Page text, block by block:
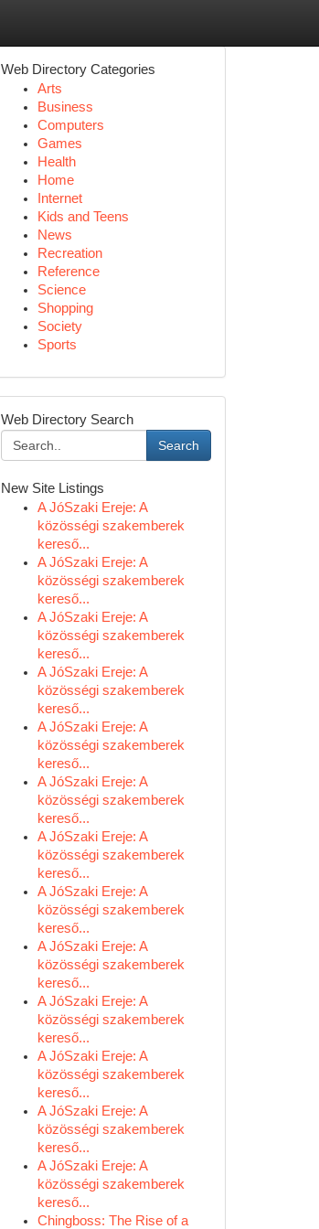
Web Directory Categories
Arts
Business
Computers
Games
Health
Home
Internet
Kids and Teens
News
Recreation
Reference
Science
Shopping
Society
Sports
Web Directory Search
Search
New Site Listings
A JóSzaki Ereje: A
közösségi szakemberek
kereső...
A JóSzaki Ereje: A
közösségi szakemberek
kereső...
A JóSzaki Ereje: A
közösségi szakemberek
kereső...
A JóSzaki Ereje: A
közösségi szakemberek
kereső...
A JóSzaki Ereje: A
közösségi szakemberek
kereső...
A JóSzaki Ereje: A
közösségi szakemberek
kereső...
A JóSzaki Ereje: A
közösségi szakemberek
kereső...
A JóSzaki Ereje: A
közösségi szakemberek
kereső...
A JóSzaki Ereje: A
közösségi szakemberek
kereső...
A JóSzaki Ereje: A
közösségi szakemberek
kereső...
A JóSzaki Ereje: A
közösségi szakemberek
kereső...
A JóSzaki Ereje: A
közösségi szakemberek
kereső...
A JóSzaki Ereje: A
közösségi szakemberek
kereső...
Chingboss: The Rise of a